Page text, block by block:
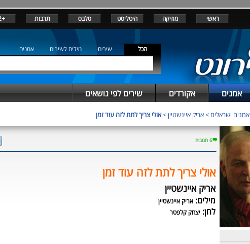
ראשי מוזיקה היטליסט סלבס תרבות +12
הכל שירים מילים לשירים אמנים
אמנים אקורדים שירים לפי נושאים
אמנים ישראלים >אריק איינשטיין>אולי צריך לתת לזה עוד זמן
6 תגובות
אולי צריך לתת לזה עוד זמן
אריק איינשטיין
מילים: אריק איינשטיין
לחן: יצחק קלפטר